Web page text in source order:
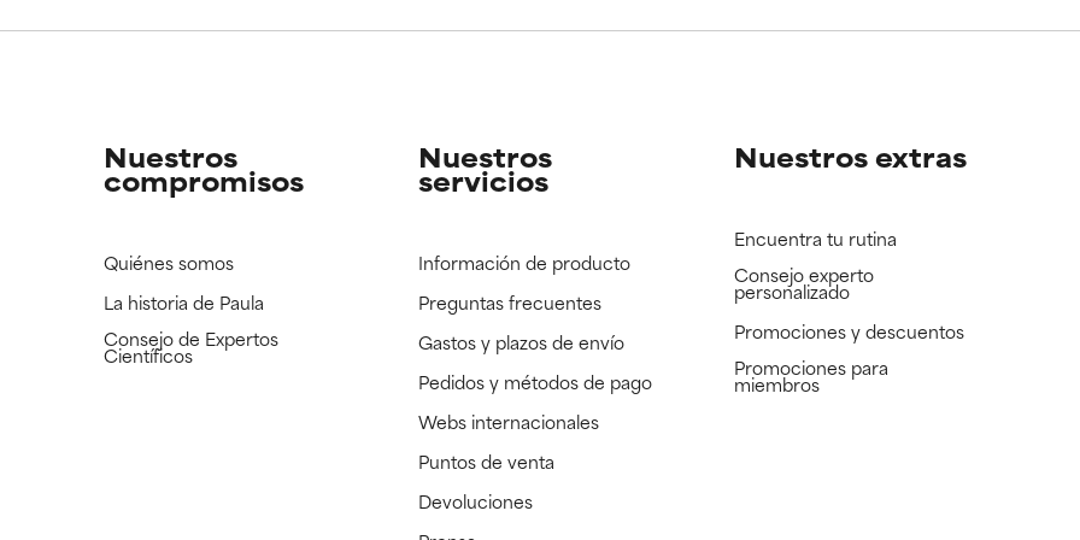
pero con la información científica disponible pendiente de revisar.
pero con la información científica disponible pendiente de revisar.
Nuestros
compromisos
Quiénes somos
La historia de Paula
Consejo de Expertos
Científicos
Nuestros
servicios
Información de producto
Preguntas frecuentes
Gastos y plazos de envío
Pedidos y métodos de pago
Webs internacionales
Puntos de venta
Devoluciones
Nuestros extras
Encuentra tu rutina
Consejo experto
personalizado
Promociones y descuentos​
Promociones para
miembros